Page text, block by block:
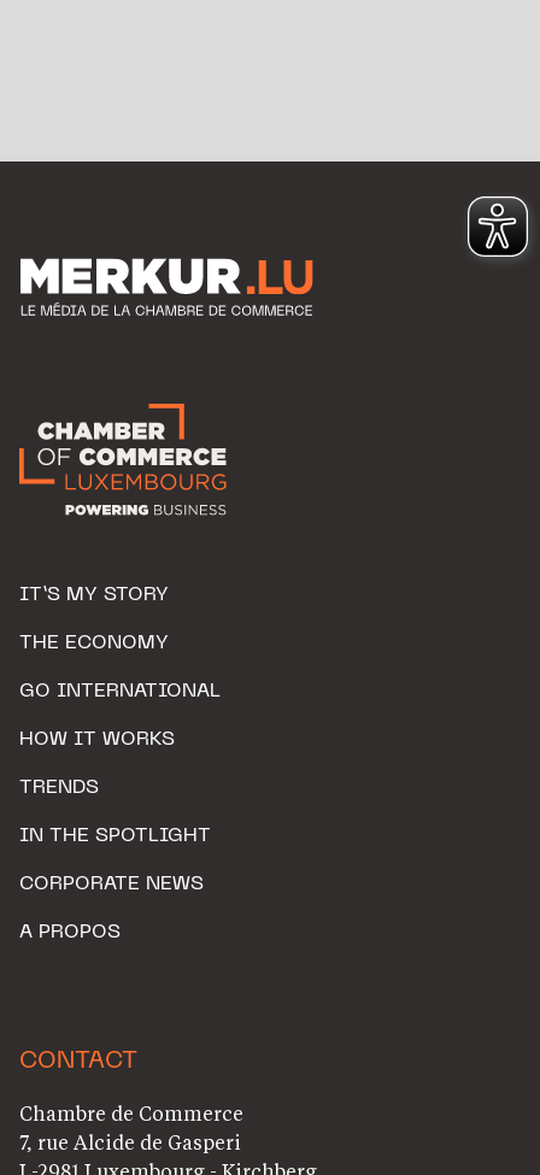
IT’S MY STORY
THE ECONOMY
GO INTERNATIONAL
HOW IT WORKS
TRENDS
IN THE SPOTLIGHT
CORPORATE NEWS
A PROPOS
CONTACT
Chambre de Commerce
7, rue Alcide de Gasperi